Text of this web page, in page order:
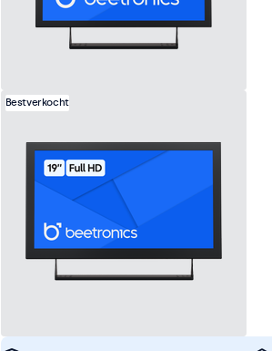
Bestverkocht